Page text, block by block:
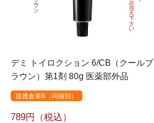
デミ トイロクション 6/CB（クールブ
ラウン）第1剤 80g 医薬部外品
提携倉庫B（同梱別）
789